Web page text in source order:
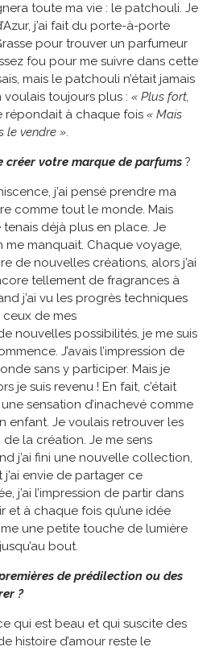
toute ma vie : le patchouli. Je
j’ai fait du porte-à-porte
pour trouver un parfumeur
fou pour me suivre dans cette
mais le patchouli n’était jamais
voulais toujours plus : « Plus fort,
répondait à chaque fois « Mais
le vendre ».
créer votre marque de parfums ?
j’ai pensé prendre ma
comme tout le monde. Mais
tenais déjà plus en place. Je
me manquait. Chaque voyage,
de nouvelles créations, alors j’ai
tellement de fragrances à
j’ai vu les progrès techniques
ceux de mes
nouvelles possibilités, je me suis
J’avais l’impression de
sans y participer. Mais je
je suis revenu ! En fait, c’était
sensation d’inachevé comme
enfant. Je voulais retrouver les
de la création. Je me sens
j’ai fini une nouvelle collection,
envie de partager ce
j’ai l’impression de partir dans
à chaque fois qu’une idée
une petite touche de lumière
bout.
de prédilection ou des
?
qui est beau et qui suscite des
histoire d’amour reste le